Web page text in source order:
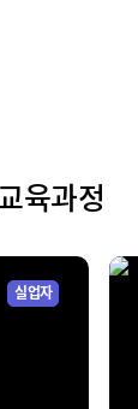
육과정
실업자